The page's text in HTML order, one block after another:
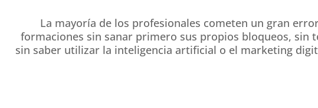
La mayoría de los profesionales cometen un gran
formaciones sin sanar primero sus propios bloqueos, sin
sin saber utilizar la inteligencia artificial o el marketing